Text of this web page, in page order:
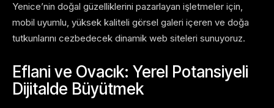
Yenice’nin doğal güzelliklerini pazarlayan işletmeler için,
mobil uyumlu, yüksek kaliteli görsel galeri içeren ve doğa
tutkunlarını cezbedecek dinamik web siteleri sunuyoruz.
Eflani ve Ovacık: Yerel Potansiyeli
Dijitalde Büyütmek